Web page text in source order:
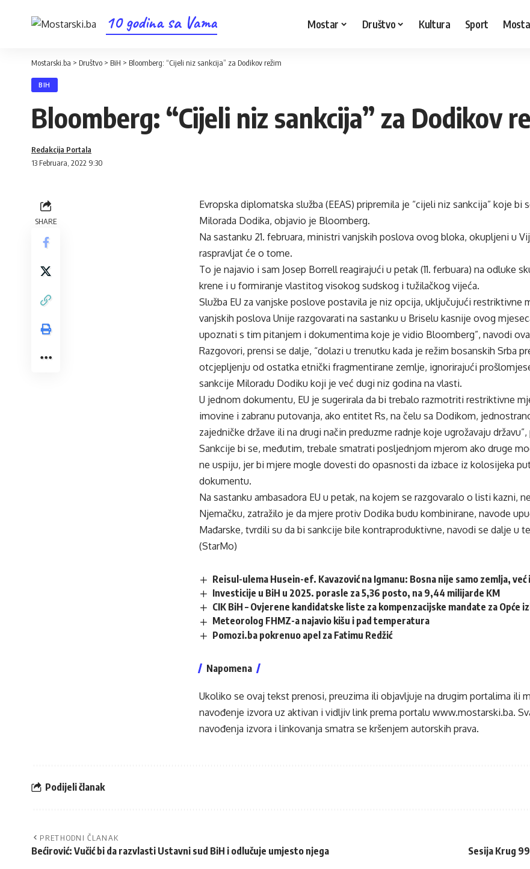
10 godina sa Vama Mostar Društvo Kultura Sport
Mostarski.ba > Društvo > BiH > Bloomberg: “Cijeli niz sankcija” za Dodikov režim
BIH
Bloomberg: “Cijeli niz sankcija” za Dodikov
13 Februara, 2022 9:30
Redakcija Portala
SHARE
Evropska diplomatska služba (EEAS) pripremila je “cijeli niz sankcija” koje bi
Milorada Dodika, objavio je Bloomberg.
Na sastanku 21. februara, ministri vanjskih poslova ovog bloka, okupljeni u
raspravljat će o tome.
To je najavio i sam Josep Borrell reagirajući u petak (11. ferbuara) na odluke
krene i u formiranje vlastitog visokog sudskog i tužilačkog vijeća.
Služba EU za vanjske poslove postavila je niz opcija, uključujući restriktivne
vanjskih poslova Unije razgovarati na sastanku u Briselu kasnije ovog
upoznati s tim pitanjem i dokumentima koje je vidio Bloomberg”, navodi
Razgovori, prensi se dalje, “dolazi u trenutku kada je režim bosanskih Srba
otcjepljenju od ostatka etnički fragmentirane zemlje, ignorirajući
sankcije Miloradu Dodiku koji je već dugi niz godina na vlasti.
U jednom dokumentu, EU je sugerirala da bi trebalo razmotriti restriktivne
imovine i zabranu putovanja, ako entitet Rs, na čelu sa Dodikom,
zajedničke države ili na drugi način preduzme radnje koje ugrožavaju
Sankcije bi se, međutim, trebale smatrati posljednjom mjerom ako druge
ne uspiju, jer bi mjere mogle dovesti do opasnosti da izbace iz kolosijeka
dokumentu.
Na sastanku ambasadora EU u petak, na kojem se razgovaralo o listi kazni,
Njemačku, zatražilo je da mjere protiv Dodika budu kombinirane, navode
Mađarske, tvrdili su da bi sankcije bile kontraproduktivne, navodi se dalje u
(StarMo)
Reisul-ulema Husein-ef. Kavazović na Igmanu: Bosna nije samo zemlja, već
Investicije u BiH u 2025. porasle za 5,36 posto, na 9,44 milijarde KM
CIK BiH – Ovjerene kandidatske liste za kompenzacijske mandate za Opće
Meteorolog FHMZ-a najavio kišu i pad temperatura
Pomozi.ba pokrenuo apel za Fatimu Redžić
Napomena
Ukoliko se ovaj tekst prenosi, preuzima ili objavljuje na drugim portalima ili
navođenje izvora uz aktivan i vidljiv link prema portalu www.mostarski.ba.
navođenja izvora i linkovanja smatra se kršenjem autorskih prava.
Podijeli članak
PRETHODNI ČLANAK
Bećirović: Vučić bi da razvlasti Ustavni sud BiH i odlučuje umjesto njega Sesija Krug